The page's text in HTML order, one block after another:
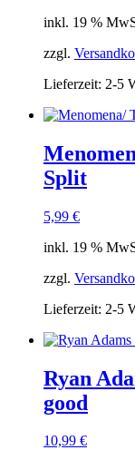
inkl. 19 %
zzgl.
Lieferzeit: 2-5
Split
5,99 €
inkl. 19 %
zzgl.
Lieferzeit: 2-5
Ryan
good
10,99 €